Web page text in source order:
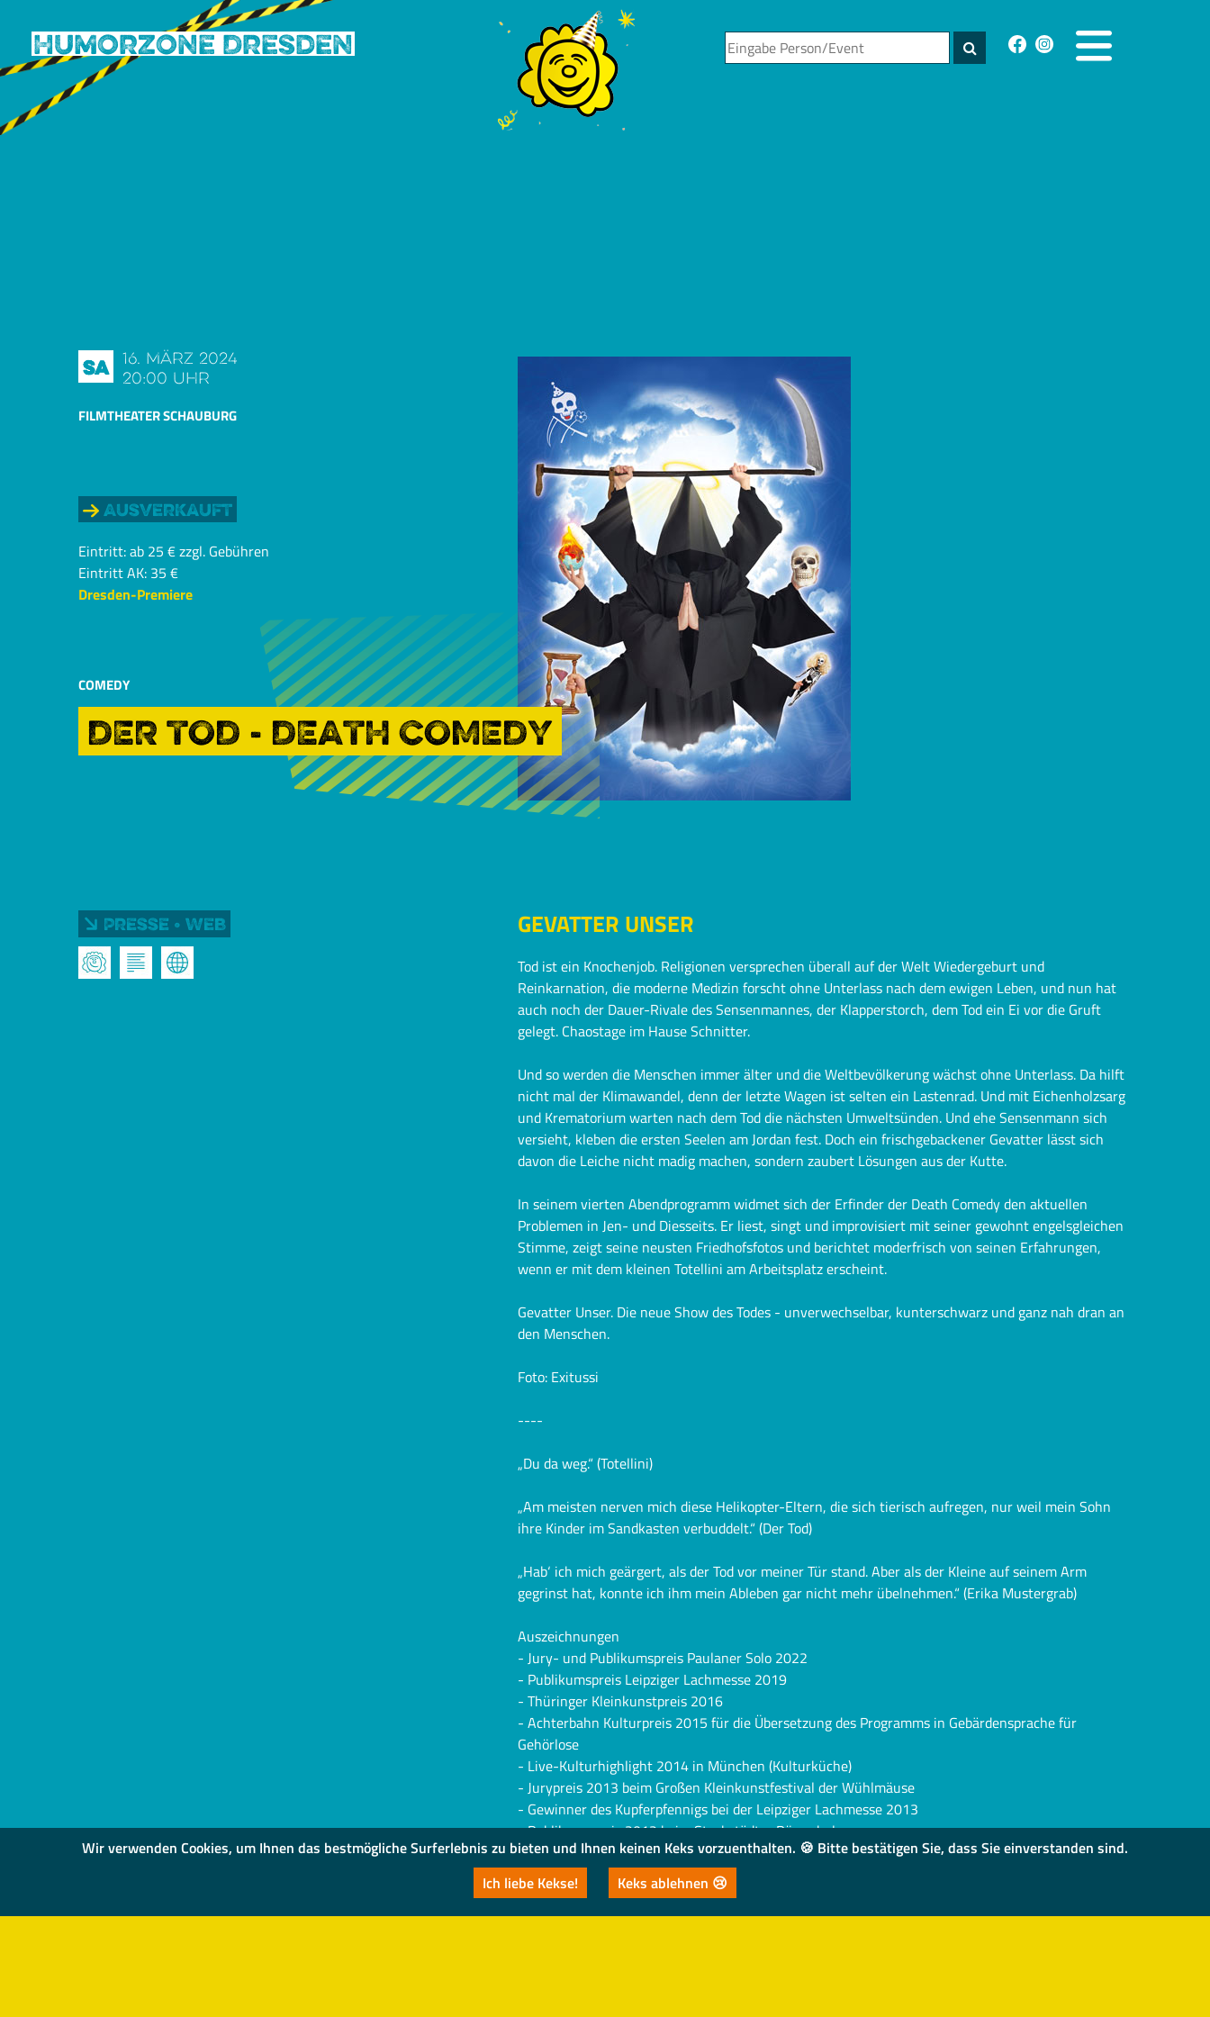
Humorzone Dresden
Wir verwenden Cookies, um Ihnen das bestmögliche Surferlebnis zu bieten und Ihnen keinen Keks vorzuenthalten. 🍪 Bitte bestätigen Sie, dass Sie einverstanden sind.
Ich liebe Kekse!
Keks ablehnen 😢
Sa
16. März 2024
20:00 Uhr
FILMTHEATER SCHAUBURG
Ausverkauft
Eintritt: ab 25 € zzgl. Gebühren
Eintritt AK: 35 €
Dresden-Premiere
COMEDY
DER TOD - DEATH COMEDY
Presse • Web GEVATTER UNSER
Tod ist ein Knochenjob. Religionen versprechen überall auf der Welt Wiedergeburt und
Reinkarnation, die moderne Medizin forscht ohne Unterlass nach dem ewigen Leben, und nun hat
auch noch der Dauer-Rivale des Sensenmannes, der Klapperstorch, dem Tod ein Ei vor die Gruft
gelegt. Chaostage im Hause Schnitter.
Und so werden die Menschen immer älter und die Weltbevölkerung wächst ohne Unterlass. Da hilft
nicht mal der Klimawandel, denn der letzte Wagen ist selten ein Lastenrad. Und mit Eichenholzsarg
und Krematorium warten nach dem Tod die nächsten Umweltsünden. Und ehe Sensenmann sich
versieht, kleben die ersten Seelen am Jordan fest. Doch ein frischgebackener Gevatter lässt sich
davon die Leiche nicht madig machen, sondern zaubert Lösungen aus der Kutte.
In seinem vierten Abendprogramm widmet sich der Erfinder der Death Comedy den aktuellen
Problemen in Jen- und Diesseits. Er liest, singt und improvisiert mit seiner gewohnt engelsgleichen
Stimme, zeigt seine neusten Friedhofsfotos und berichtet moderfrisch von seinen Erfahrungen,
wenn er mit dem kleinen Totellini am Arbeitsplatz erscheint.
Gevatter Unser. Die neue Show des Todes - unverwechselbar, kunterschwarz und ganz nah dran an
den Menschen.
Foto: Exitussi
----
„Du da weg.“ (Totellini)
„Am meisten nerven mich diese Helikopter-Eltern, die sich tierisch aufregen, nur weil mein Sohn
ihre Kinder im Sandkasten verbuddelt.“ (Der Tod)
„Hab‘ ich mich geärgert, als der Tod vor meiner Tür stand. Aber als der Kleine auf seinem Arm
gegrinst hat, konnte ich ihm mein Ableben gar nicht mehr übelnehmen.“ (Erika Mustergrab)
Auszeichnungen
- Jury- und Publikumspreis Paulaner Solo 2022
- Publikumspreis Leipziger Lachmesse 2019
- Thüringer Kleinkunstpreis 2016
- Achterbahn Kulturpreis 2015 für die Übersetzung des Programms in Gebärdensprache für
Gehörlose
- Live-Kulturhighlight 2014 in München (Kulturküche)
- Jurypreis 2013 beim Großen Kleinkunstfestival der Wühlmäuse
- Gewinner des Kupferpfennigs bei der Leipziger Lachmesse 2013
- Publikumspreis 2012 beim Stockstädter Römerhelm
- Gewinner 2011 der RBB fritz Nacht der Talente (Bereich Wort)